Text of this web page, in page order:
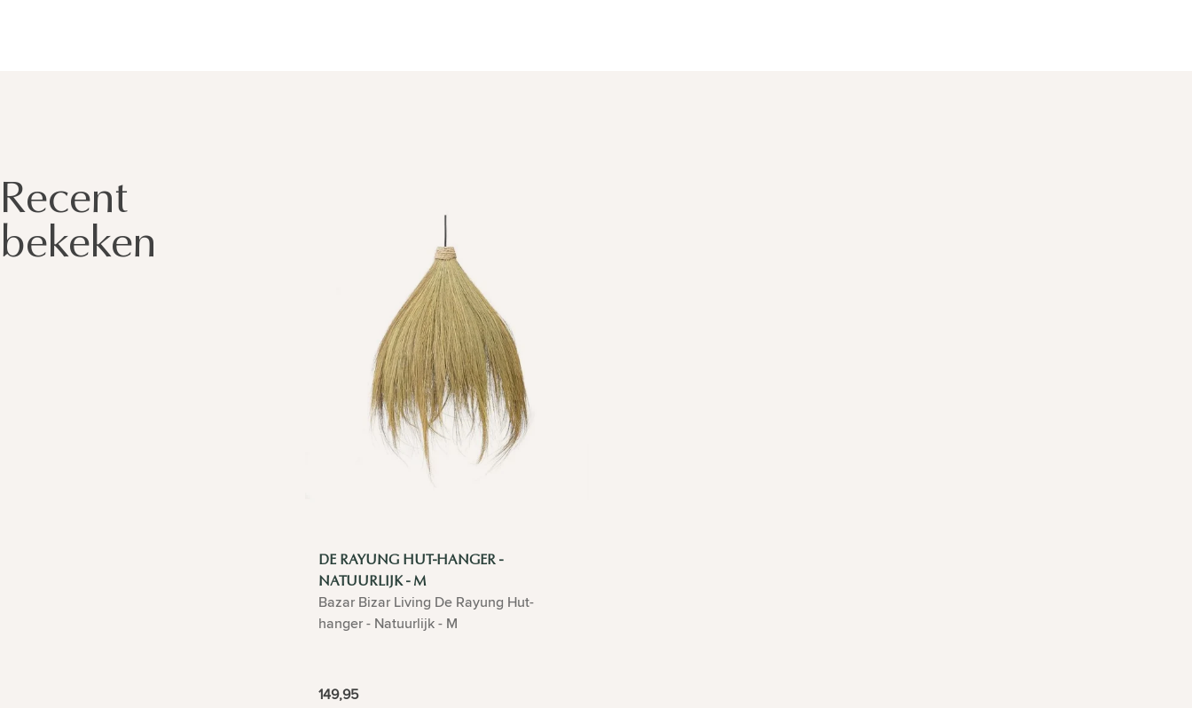
Recent
bekeken
DE RAYUNG HUT-HANGER -
NATUURLIJK - M
Bazar Bizar Living De Rayung Hut-
hanger - Natuurlijk - M
149,95